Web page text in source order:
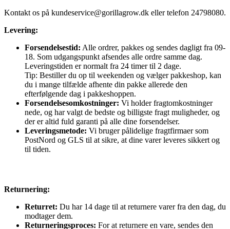
Kontakt os på kundeservice@gorillagrow.dk eller telefon 24798080.
Levering:
Forsendelsestid: Alle ordrer, pakkes og sendes dagligt fra 09-
18. Som udgangspunkt afsendes alle ordre samme dag.
Leveringstiden er normalt fra 24 timer til 2 dage.
Tip: Bestiller du op til weekenden og vælger pakkeshop, kan
du i mange tilfælde afhente din pakke allerede den
efterfølgende dag i pakkeshoppen.
Forsendelsesomkostninger: Vi holder fragtomkostninger
nede, og har valgt de bedste og billigste fragt muligheder, og
der er altid fuld garanti på alle dine forsendelser.
Leveringsmetode: Vi bruger pålidelige fragtfirmaer som
PostNord og GLS til at sikre, at dine varer leveres sikkert og
til tiden.
Returnering:
Returret: Du har 14 dage til at returnere varer fra den dag, du
modtager dem.
Returneringsproces: For at returnere en vare, sendes den